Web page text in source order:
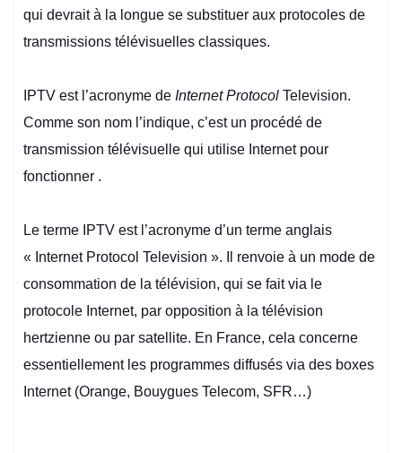
qui devrait à la longue se substituer aux protocoles de
transmissions télévisuelles classiques.
IPTV est l’acronyme de Internet Protocol Television.
Comme son nom l’indique, c’est un procédé de
transmission télévisuelle qui utilise Internet pour
fonctionner .
Le terme IPTV est l’acronyme d’un terme anglais
« Internet Protocol Television ». Il renvoie à un mode de
consommation de la télévision, qui se fait via le
protocole Internet, par opposition à la télévision
hertzienne ou par satellite. En France, cela concerne
essentiellement les programmes diffusés via des boxes
Internet (Orange, Bouygues Telecom, SFR…)